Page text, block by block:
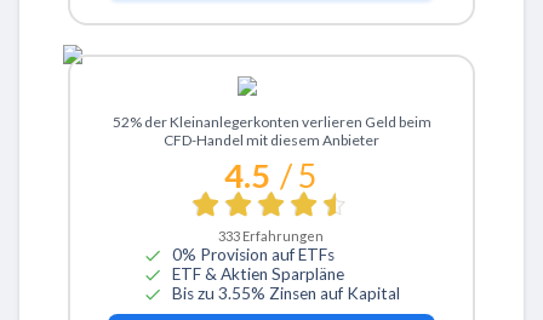
Zu eToro
52% der Kleinanlegerkonten verlieren Geld beim
CFD-Handel mit diesem Anbieter
4.5 / 5
333 Erfahrungen
0% Provision auf ETFs
ETF & Aktien Sparpläne
Bis zu 3.55% Zinsen auf Kapital